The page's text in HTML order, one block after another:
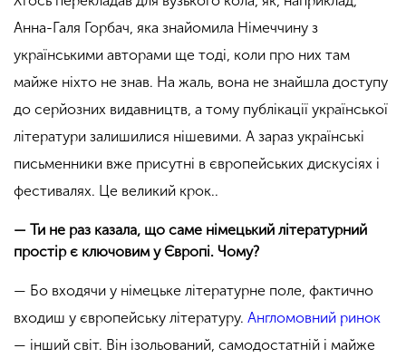
Анна-Галя Горбач, яка знайомила Німеччину з
українськими авторами ще тоді, коли про них там
майже ніхто не знав. На жаль, вона не знайшла доступу
до серйозних видавництв, а тому публікації української
літератури залишилися нішевими. А зараз українські
письменники вже присутні в європейських дискусіях і
фестивалях. Це великий крок..
— Ти не раз казала, що саме німецький літературний
простір є ключовим у Європі. Чому?
— Бо входячи у німецьке літературне поле, фактично
входиш у європейську літературу. Англомовний ринок
— інший світ. Він ізольований, самодостатній і майже